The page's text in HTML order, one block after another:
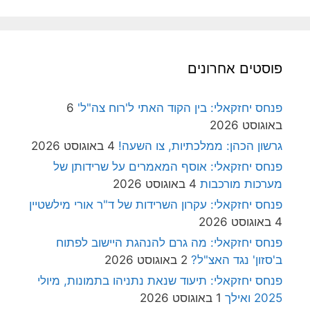
פוסטים אחרונים
פנחס יחזקאלי: בין הקוד האתי ל'רוח צה"ל' 6
באוגוסט 2026
גרשון הכהן: ממלכתיות, צו השעה! 4 באוגוסט 2026
פנחס יחזקאלי: אוסף המאמרים על שרידותן של
מערכות מורכבות 4 באוגוסט 2026
פנחס יחזקאלי: עקרון השרידות של ד"ר אורי מילשטיין
4 באוגוסט 2026
פנחס יחזקאלי: מה גרם להנהגת היישוב לפתוח
ב'סזון' נגד האצ"ל? 2 באוגוסט 2026
פנחס יחזקאלי: תיעוד שנאת נתניהו בתמונות, מיולי
2025 ואילך
1 באוגוסט 2026